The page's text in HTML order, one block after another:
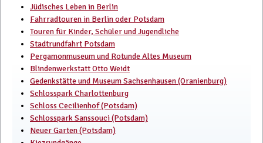
Jüdisches Leben in Berlin
Fahrradtouren in Berlin oder Potsdam
Touren für Kinder, Schüler und Jugendliche
Stadtrundfahrt Potsdam
Pergamonmuseum und Rotunde Altes Museum
Blindenwerkstatt Otto Weidt
Gedenkstätte und Museum Sachsenhausen (Oranienburg)
Schlosspark Charlottenburg
Schloss Cecilienhof (Potsdam)
Schlosspark Sanssouci (Potsdam)
Neuer Garten (Potsdam)